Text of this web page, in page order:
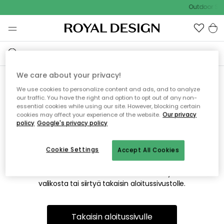
Outdoor
Emme valitettavasti löydä
etsimääsi sivua
Tämä voi johtua siitä, että sivua ei enää ole tai siitä, että se
on siirretty muualle. Pahoittelemme tästä mahdollisesti
valikosta tai siirtyä takaisin aloitussivustolle.
Takaisin aloitussivulle
We care about your privacy!
We use cookies to personalize content and ads, and to analyze
our traffic. You have the right and option to opt out of any non-
essential cookies while using our site. However, blocking certain
cookies may affect your experience of the website. Our privacy
policy Google's privacy policy
Accept All Cookies
Cookie Settings